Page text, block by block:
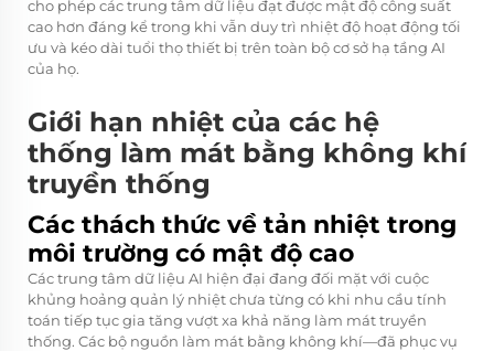
cho phép các trung tâm dữ liệu đạt được mật độ công suất
cao hơn đáng kể trong khi vẫn duy trì nhiệt độ hoạt động tối
ưu và kéo dài tuổi thọ thiết bị trên toàn bộ cơ sở hạ tầng AI
của họ.
Giới hạn nhiệt của các hệ
thống làm mát bằng không khí
truyền thống
Các thách thức về tản nhiệt trong
môi trường có mật độ cao
Các trung tâm dữ liệu AI hiện đại đang đối mặt với cuộc
khủng hoảng quản lý nhiệt chưa từng có khi nhu cầu tính
toán tiếp tục gia tăng vượt xa khả năng làm mát truyền
thống. Các bộ nguồn làm mát bằng không khí—đã phục vụ